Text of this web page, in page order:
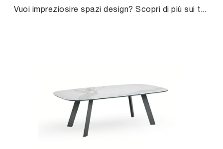
Vuoi impreziosire spazi design? Scopri di più sui tavoli design fissi: il modello da pranzo Planum ti sta aspettando.